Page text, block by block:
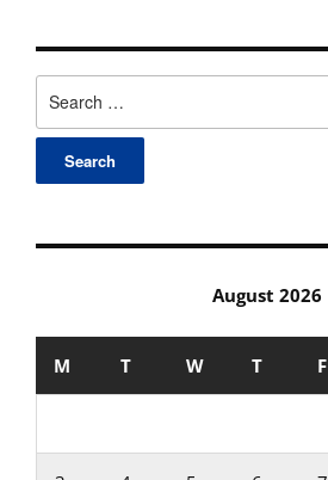
for:
August 2026
M T W T F